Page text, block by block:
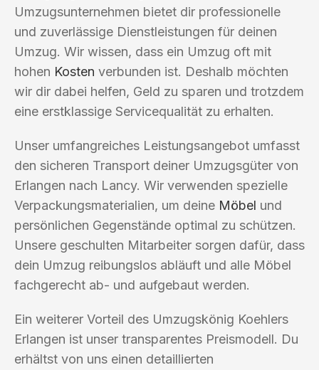
Umzugsunternehmen bietet dir professionelle
und zuverlässige Dienstleistungen für deinen
Umzug. Wir wissen, dass ein Umzug oft mit
hohen Kosten verbunden ist. Deshalb möchten
wir dir dabei helfen, Geld zu sparen und trotzdem
eine erstklassige Servicequalität zu erhalten.
Unser umfangreiches Leistungsangebot umfasst
den sicheren Transport deiner Umzugsgüter von
Erlangen nach Lancy. Wir verwenden spezielle
Verpackungsmaterialien, um deine Möbel und
persönlichen Gegenstände optimal zu schützen.
Unsere geschulten Mitarbeiter sorgen dafür, dass
dein Umzug reibungslos abläuft und alle Möbel
fachgerecht ab- und aufgebaut werden.
Ein weiterer Vorteil des Umzugskönig Koehlers
Erlangen ist unser transparentes Preismodell. Du
erhältst von uns einen detaillierten